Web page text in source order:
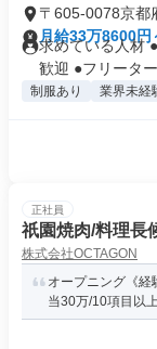
〒605-0078京都
月給33万8600
求めている人材
歓迎 ●フリーター
制服あり 業界未経
正社員
祇園焼肉/料理長
株式会社OCTAGON
オープニング《
当30万/10項目以